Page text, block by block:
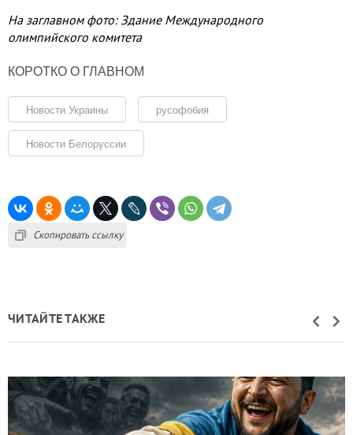
На заглавном фото: Здание Международного
олимпийского комитета
КОРОТКО О ГЛАВНОМ
Новости Украины русофобия
Новости Белоруссии
Скопировать ссылку
ЧИТАЙТЕ ТАКЖЕ